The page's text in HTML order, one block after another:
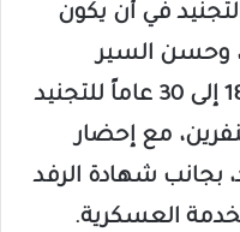
في أن يكون
وحسن السير
والسلوك، بأعمار تتراوح بين 18 إلى 30 عاماً للتجنيد
للمستنفرين، مع إحضار
بجانب شهادة الرفد
العسكرية.